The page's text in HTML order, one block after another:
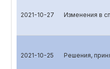
2021-10-27 Изменения в
2021-10-25 Решения,